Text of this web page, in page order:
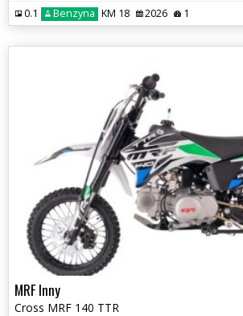
0.1 Benzyna KM 18 2026 1
MRF Inny
Cross MRF 140 TTR